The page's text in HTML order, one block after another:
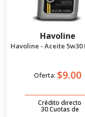
Havoline
Havoline - Aceite 5w30
Oferta: $9.00
Crédito directo
30Cuotas de